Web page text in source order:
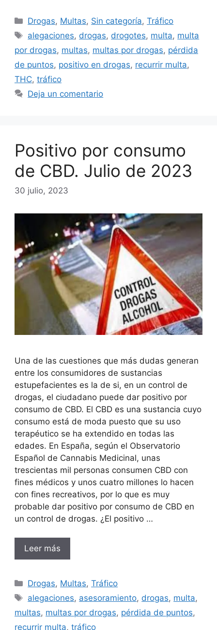
Categorías
Drogas, Multas, Sin categoría,Tráfico
Etiquetas
alegaciones, drogas, drogotes, multa, multa
por drogas, multas, multas por drogas, pérdida
de puntos, positivo en drogas, recurrir multa,
THC, tráfico
Deja un comentario
Positivo por consumo
de CBD. Julio de 2023
30 julio, 2023
Una de las cuestiones que más dudas generan
entre los consumidores de sustancias
estupefacientes es la de si, en un control de
drogas, el ciudadano puede dar positivo por
consumo de CBD. El CBD es una sustancia cuyo
consumo está de moda puesto que su uso
terapéutico se ha extendido en todas las
edades. En España, según el Observatorio
Español de Cannabis Medicinal, unas
trescientas mil personas consumen CBD con
fines médicos y unos cuatro millones lo hacen
con fines recreativos, por lo que es muy
probable dar positivo por consumo de CBD en
un control de drogas. ¿El positivo …
Leer más
Categorías
Drogas, Multas,Tráfico
Etiquetas
alegaciones, asesoramiento, drogas, multa,
multas, multas por drogas, pérdida de puntos,
recurrir multa, tráfico